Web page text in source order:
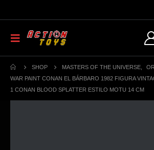
SHOP MASTERS OF THE UNIVERSE
WAR PAINT CONAN EL BÁRBARO 1982 FIGURA
1 CONAN BLOOD SPLATTER ESTILO MOTU 14 CM